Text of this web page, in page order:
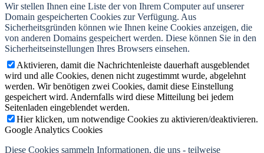
Wir stellen Ihnen eine Liste der von Ihrem Computer auf unserer
Domain gespeicherten Cookies zur Verfügung. Aus
Sicherheitsgründen können wie Ihnen keine Cookies anzeigen, die
von anderen Domains gespeichert werden. Diese können Sie in den
Sicherheitseinstellungen Ihres Browsers einsehen.
Aktivieren, damit die Nachrichtenleiste dauerhaft ausgeblendet
wird und alle Cookies, denen nicht zugestimmt wurde, abgelehnt
werden. Wir benötigen zwei Cookies, damit diese Einstellung
gespeichert wird. Andernfalls wird diese Mitteilung bei jedem
Seitenladen eingeblendet werden.
Hier klicken, um notwendige Cookies zu aktivieren/deaktivieren.
Google Analytics Cookies
Diese Cookies sammeln Informationen, die uns - teilweise